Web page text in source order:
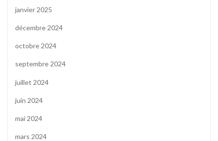
janvier 2025
décembre 2024
octobre 2024
septembre 2024
juillet 2024
juin 2024
mai 2024
mars 2024